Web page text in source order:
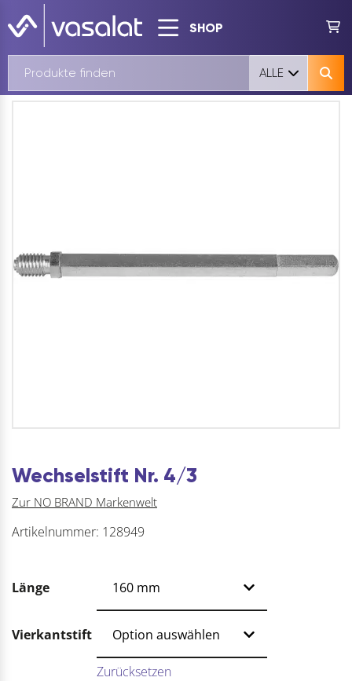
SHOP
ALLE
Wechselstift Nr. 4/3
Zur NO BRAND Markenwelt
Artikelnummer: 128949
Länge
Vierkantstift
Zurücksetzen